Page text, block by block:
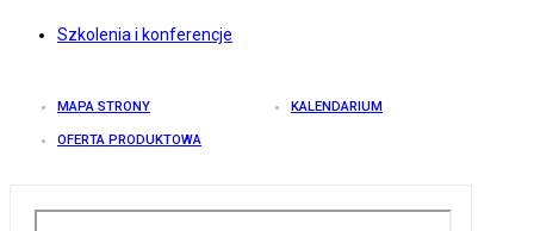
Szkolenia i konferencje
MAPA STRONY KALENDARIUM
OFERTA PRODUKTOWA